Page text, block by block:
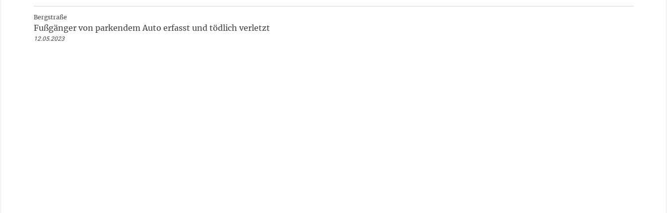
Bergstraße
Fußgänger von parkendem Auto erfasst und tödlich verletzt
12.05.2023